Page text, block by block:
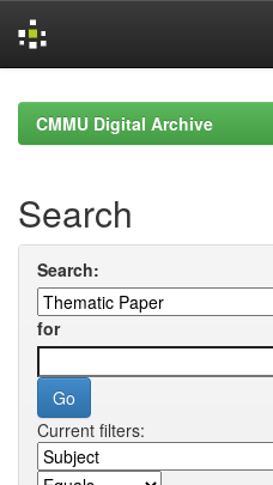
navigationCMMU Digital Archive
Search
Search:
for
Current filters: